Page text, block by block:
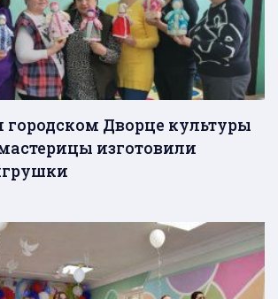
городском Дворце культуры
изготовили